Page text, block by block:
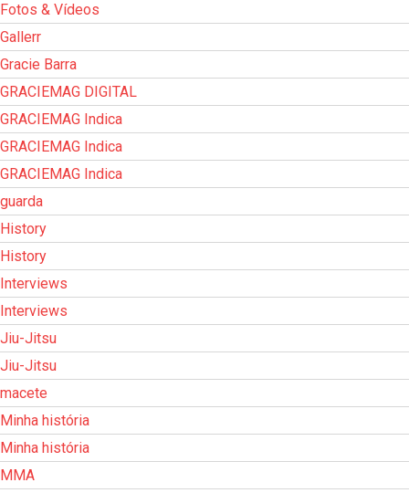
Fotos & Vídeos
Gallerr
Gracie Barra
GRACIEMAG DIGITAL
GRACIEMAG Indica
GRACIEMAG Indica
GRACIEMAG Indica
guarda
History
History
Interviews
Interviews
Jiu-Jitsu
Jiu-Jitsu
macete
Minha história
Minha história
MMA